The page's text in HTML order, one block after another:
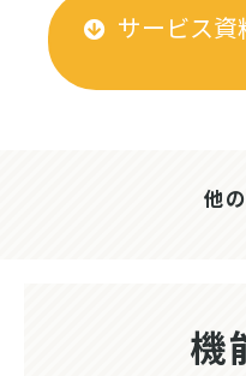
サービス
他
機